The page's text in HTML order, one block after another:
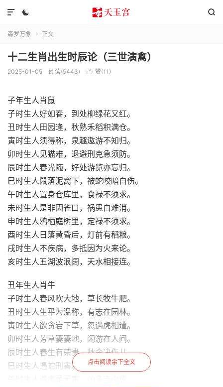
 

森罗万象  正文
十二生肖出生时辰论（三世演禽）
2025-01-05 阅读(5443)  赞(11 )
子年生人肖鼠
子时生人好如春，到处柳绿花又红。
丑时生人田园逢，秋熟禾稻积满仓。
寅时生人须得称，泉趣遨游不知归。
卯时生人见猫难，退避刑克急须防。
辰时生人春光随，好处游览亦忘归。
巳时生人鼠落泥窝下，被蛇咬暗自伤。
午时生人置身仓库里，食禄不须求。
未时生人是非因雀口，祸患自难消。
申时生人鸦栖庭树里，定禄不须求。
酉时生人日落黄昏后，灯前有稻粮。
戌时生人不疾病，多抵因为火来论。
亥时生人五湖波浪阔，天水相接连。
丑年生人肖牛
子时生人春风吹大地，草长牧牛肥。
丑时生人生平为温称，有志在园林。
寅时生人欲贪岩下草，忽遇虎相遭。
卯时生人芳草萋萋地，闲游在人间。
辰时生人春生有荣贵，秋令决伤儿。
巳时生人遇蛇刑害至，口舌并官非。
点击阅读余下全文